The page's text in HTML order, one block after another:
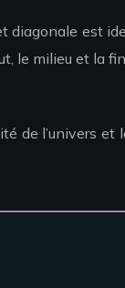
est
le milieu et la
l’univers